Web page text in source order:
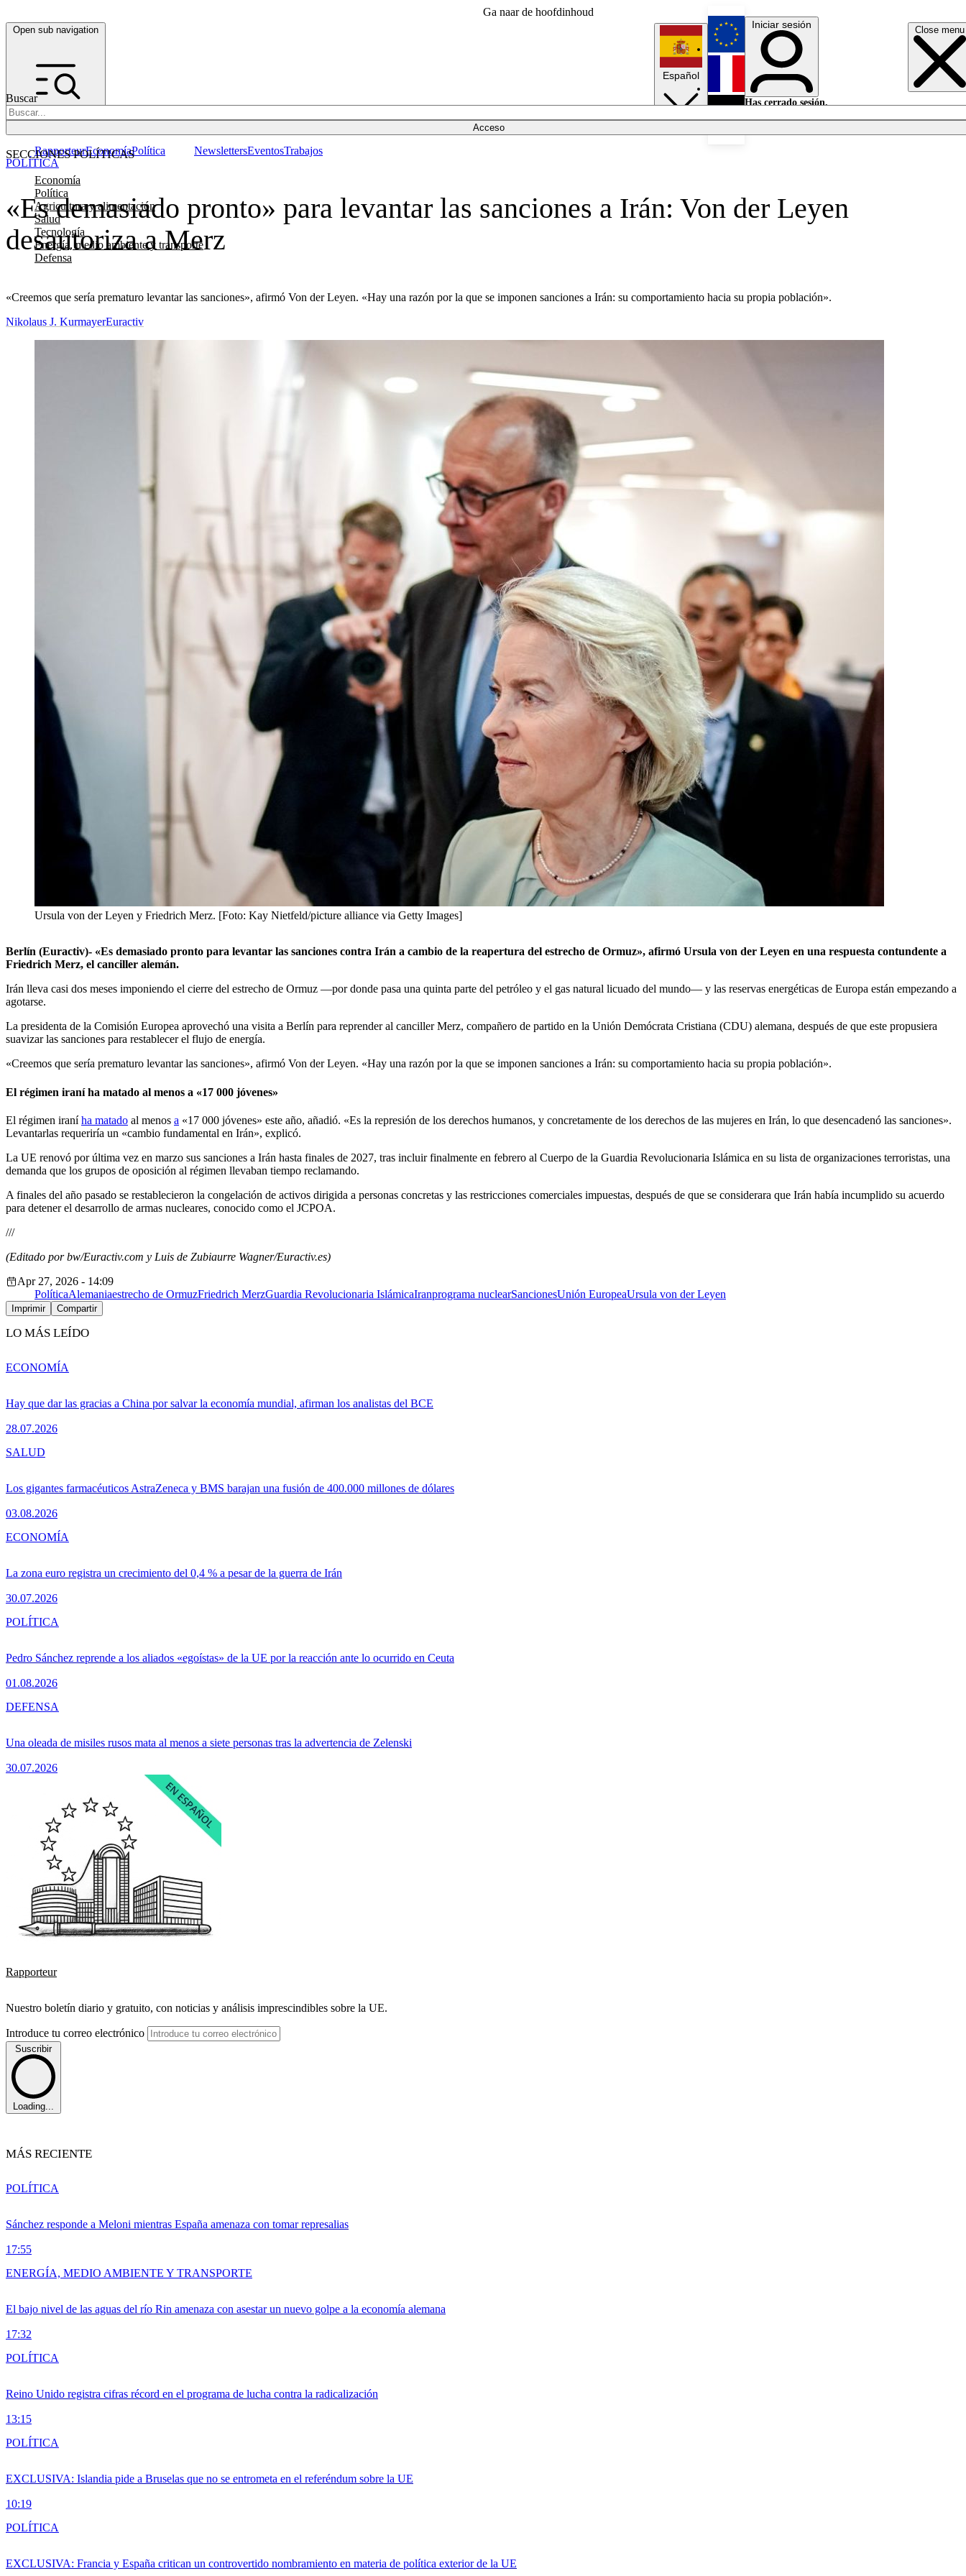
Ga naar de hoofdinhoud
Open sub navigation Close menu
Buscar
Acceso
SECCIONES POLÍTICAS
Economía
Política
Agricultura y alimentación
Salud
Tecnología
Energía, medio ambiente y transporte
Defensa
RapporteurEconomíaPolítica NewslettersEventosTrabajos
Español
English
Français
Iniciar sesión
Has cerrado sesión.
«Es demasiado pronto» para levantar las sanciones a Irán: Von der Leyen
desautoriza a Merz
«Creemos que sería prematuro levantar las sanciones», afirmó Von der Leyen. «Hay una razón por la que se imponen sanciones a Irán: su comportamiento hacia su propia población».
POLÍTICA
Nikolaus J. KurmayerEuractiv
Ursula von der Leyen y Friedrich Merz. [Foto: Kay Nietfeld/picture alliance via Getty Images]
Berlín (Euractiv)- «Es demasiado pronto para levantar las sanciones contra Irán a cambio de la reapertura del estrecho de Ormuz», afirmó Ursula von der Leyen en una respuesta contundente a
Friedrich Merz, el canciller alemán.
Irán lleva casi dos meses imponiendo el cierre del estrecho de Ormuz —por donde pasa una quinta parte del petróleo y el gas natural licuado del mundo— y las reservas energéticas de Europa están empezando a
agotarse.
La presidenta de la Comisión Europea aprovechó una visita a Berlín para reprender al canciller Merz, compañero de partido en la Unión Demócrata Cristiana (CDU) alemana, después de que este propusiera
suavizar las sanciones para restablecer el flujo de energía.
«Creemos que sería prematuro levantar las sanciones», afirmó Von der Leyen. «Hay una razón por la que se imponen sanciones a Irán: su comportamiento hacia su propia población».
El régimen iraní ha matado al menos a «17 000 jóvenes»
El régimen iraníha matado al menos a «17 000 jóvenes» este año, añadió. «Es la represión de los derechos humanos, y concretamente de los derechos de las mujeres en Irán, lo que desencadenó las sanciones».
Levantarlas requeriría un «cambio fundamental en Irán», explicó.
La UE renovó por última vez en marzo sus sanciones a Irán hasta finales de 2027, tras incluir finalmente en febrero al Cuerpo de la Guardia Revolucionaria Islámica en su lista de organizaciones terroristas, una
demanda que los grupos de oposición al régimen llevaban tiempo reclamando.
A finales del año pasado se restablecieron la congelación de activos dirigida a personas concretas y las restricciones comerciales impuestas, después de que se considerara que Irán había incumplido su acuerdo
para detener el desarrollo de armas nucleares, conocido como el JCPOA.
///
(Editado por bw/Euractiv.com y Luis de Zubiaurre Wagner/Euractiv.es)
Apr 27, 2026 - 14:09
PolíticaAlemaniaestrecho de OrmuzFriedrich MerzGuardia Revolucionaria IslámicaIranprograma nuclearSancionesUnión EuropeaUrsula von der Leyen
Imprimir Compartir
LO MÁS LEÍDO
Hay que dar las gracias a China por salvar la economía mundial, afirman los analistas del BCE
28.07.2026
ECONOMÍA
Los gigantes farmacéuticos AstraZeneca y BMS barajan una fusión de 400.000 millones de dólares
03.08.2026
SALUD
La zona euro registra un crecimiento del 0,4 % a pesar de la guerra de Irán
30.07.2026
ECONOMÍA
Pedro Sánchez reprende a los aliados «egoístas» de la UE por la reacción ante lo ocurrido en Ceuta
01.08.2026
POLÍTICA
Una oleada de misiles rusos mata al menos a siete personas tras la advertencia de Zelenski
30.07.2026
DEFENSA
Rapporteur
Nuestro boletín diario y gratuito, con noticias y análisis imprescindibles sobre la UE.
Introduce tu correo electrónico
Suscribir
Loading...
MÁS RECIENTE
Sánchez responde a Meloni mientras España amenaza con tomar represalias
17:55
POLÍTICA
El bajo nivel de las aguas del río Rin amenaza con asestar un nuevo golpe a la economía alemana
17:32
ENERGÍA, MEDIO AMBIENTE Y TRANSPORTE
Reino Unido registra cifras récord en el programa de lucha contra la radicalización
13:15
POLÍTICA
EXCLUSIVA: Islandia pide a Bruselas que no se entrometa en el referéndum sobre la UE
10:19
POLÍTICA
EXCLUSIVA: Francia y España critican un controvertido nombramiento en materia de política exterior de la UE
POLÍTICA